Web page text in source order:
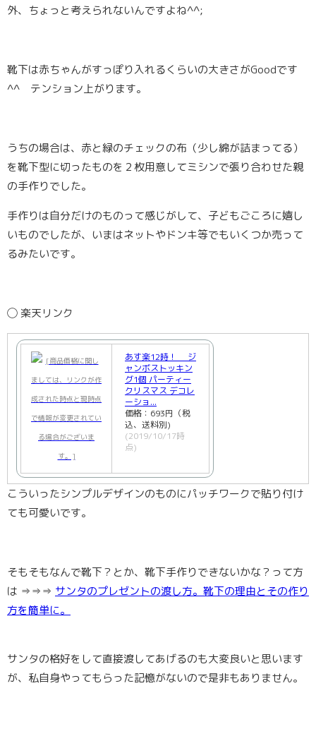
外、ちょっと考えられないんですよね^^;
靴下は赤ちゃんがすっぽり入れるくらいの大きさがGoodです
^^ テンション上がります。
うちの場合は、赤と緑のチェックの布（少し綿が詰まってる）
を靴下型に切ったものを２枚用意してミシンで張り合わせた親
の手作りでした。
手作りは自分だけのものって感じがして、子どもごころに嬉し
いものでしたが、いまはネットやドンキ等でもいくつか売って
るみたいです。
◯ 楽天リンク
あす楽12時！ ジ
ャンボストッキン
グ1個 パーティー
クリスマス デコレ
ーショ...
価格：693円（税
込、送料別)
(2019/10/17時
点)
こういったシンプルデザインのものにパッチワークで貼り付け
ても可愛いです。
そもそもなんで靴下？とか、靴下手作りできないかな？って方
は ⇒⇒⇒ サンタのプレゼントの渡し方。靴下の理由とその作り
方を簡単に。
サンタの格好をして直接渡してあげるのも大変良いと思います
が、私自身やってもらった記憶がないので是非もありません。